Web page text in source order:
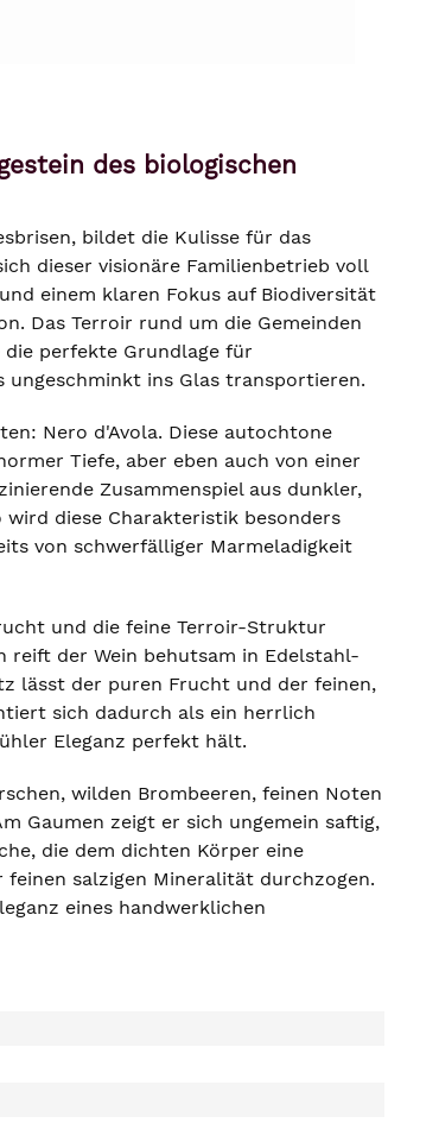
des biologischen
bildet die Kulisse für das
dieser visionäre Familienbetrieb voll
einem klaren Fokus auf Biodiversität
Das Terroir rund um die Gemeinden
perfekte Grundlage für
ungeschminkt ins Glas transportieren.
Nero d'Avola. Diese autochtone
Tiefe, aber eben auch von einer
Zusammenspiel aus dunkler,
diese Charakteristik besonders
von schwerfälliger Marmeladigkeit
und die feine Terroir-Struktur
reift der Wein behutsam in Edelstahl-
lässt der puren Frucht und der feinen,
sich dadurch als ein herrlich
Eleganz perfekt hält.
wilden Brombeeren, feinen Noten
Gaumen zeigt er sich ungemein saftig,
die dem dichten Körper eine
salzigen Mineralität durchzogen.
eines handwerklichen